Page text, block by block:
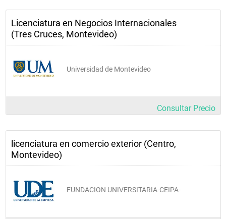
Derecho Internacional
Integración Económica
Empresas
Licenciatura en Negocios Internacionales
(Tres Cruces, Montevideo)
Universidad de Montevideo
Consultar Precio
licenciatura en comercio exterior (Centro,
Montevideo)
FUNDACION UNIVERSITARIA-CEIPA-